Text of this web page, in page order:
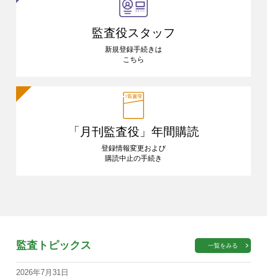
監査役スタッフ
新規登録手続きは
こちら
「月刊監査役」 年間購読
登録情報変更および
購読中止の手続き
監査トピックス 一覧をみる
2026年7月31日